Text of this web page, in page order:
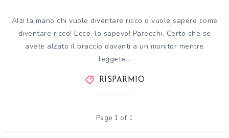
Alzi la mano chi vuole diventare ricco o vuole sapere come
diventare ricco! Ecco, lo sapevo! Parecchi. Certo che se
avete alzato il braccio davanti a un monitor mentre
leggete…
RISPARMIO
Page 1 of 1